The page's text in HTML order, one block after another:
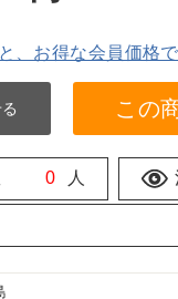
、お得な会員価格
この
0 人